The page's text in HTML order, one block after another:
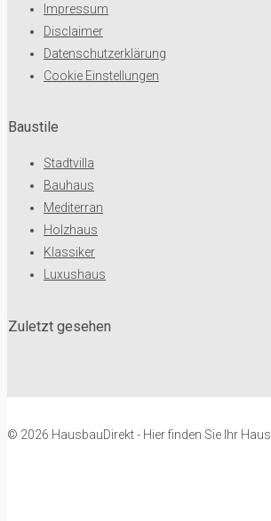
Baustile
Stadtvilla
Bauhaus
Mediterran
Holzhaus
Klassiker
Luxushaus
Impressum
Disclaimer
Datenschutzerklärung
Cookie Einstellungen
Zuletzt gesehen
© 2026 HausbauDirekt - Hier finden Sie Ihr Haus